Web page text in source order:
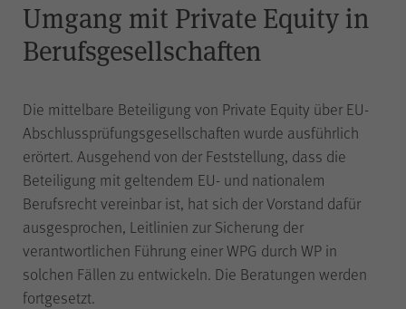
Umgang mit Private Equity in
Berufsgesellschaften
Die mittelbare Beteiligung von Private Equity über EU-
Abschlussprüfungsgesellschaften wurde ausführlich
erörtert. Ausgehend von der Feststellung, dass die
Beteiligung mit geltendem EU- und nationalem
Berufsrecht vereinbar ist, hat sich der Vorstand dafür
ausgesprochen, Leitlinien zur Sicherung der
verantwortlichen Führung einer WPG durch WP in
solchen Fällen zu entwickeln. Die Beratungen werden
fortgesetzt.
Zweck
Falls Sie auf der Seite
„Datenschutz“ unter „Matomo
ohne Cookies widersprechen,
muss dieser Cookie gesetzt
werden, um Sie als
wiederkehrenden Besucher
erkennen zu können, damit der
Widerspruch nicht bei jedem
Besuch erneut erfolgen muss.
Auch bis zu diesem Zeitpunkt
bereits erfasste Daten werden in
diesem Fall gelöscht. Der Cookie